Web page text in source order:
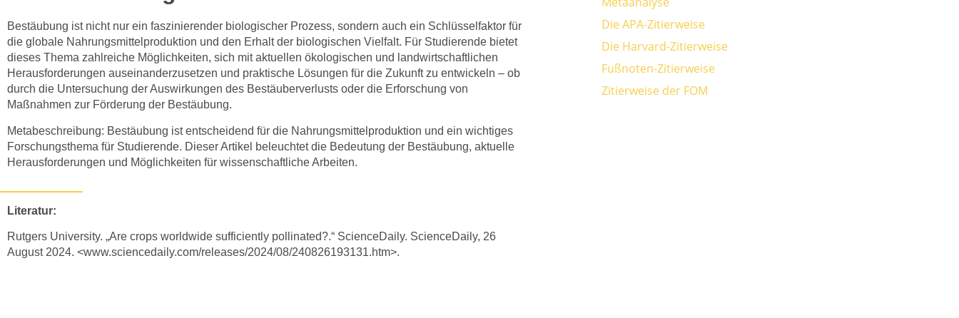
Bestäubung ist nicht nur ein faszinierender biologischer Prozess, sondern auch ein Schlüsselfaktor für
die globale Nahrungsmittelproduktion und den Erhalt der biologischen Vielfalt. Für Studierende bietet
dieses Thema zahlreiche Möglichkeiten, sich mit aktuellen ökologischen und landwirtschaftlichen
Herausforderungen auseinanderzusetzen und praktische Lösungen für die Zukunft zu entwickeln – ob
durch die Untersuchung der Auswirkungen des Bestäuberverlusts oder die Erforschung von
Maßnahmen zur Förderung der Bestäubung.
Metabeschreibung: Bestäubung ist entscheidend für die Nahrungsmittelproduktion und ein wichtiges
Forschungsthema für Studierende. Dieser Artikel beleuchtet die Bedeutung der Bestäubung, aktuelle
Herausforderungen und Möglichkeiten für wissenschaftliche Arbeiten.
Literatur:
Rutgers University. „Are crops worldwide sufficiently pollinated?.“ ScienceDaily. ScienceDaily, 26
August 2024. <www.sciencedaily.com/releases/2024/08/240826193131.htm>.
Die APA-Zitierweise
Die Harvard-Zitierweise
Fußnoten-Zitierweise
Zitierweise der FOM